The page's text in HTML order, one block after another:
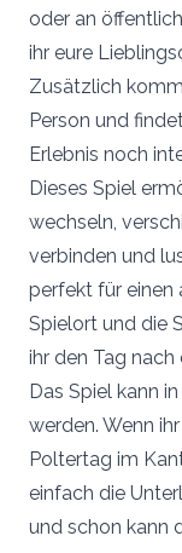
oder an
ihr eure
Zusätzlich
Person und
Erlebnis noch
Dieses Spiel
wechseln,
verbinden und
perfekt für einen
Spielort und die
ihr den Tag
Das Spiel kann
werden. Wenn
Poltertag im
einfach die
und schon kann